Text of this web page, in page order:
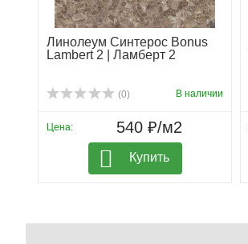
Линолеум Синтерос Bonus
Lambert 2 | Ламберт 2
(0) В наличии
Цена: 540 ₽/м2
Купить